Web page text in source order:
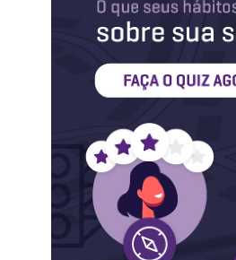
Sobre o Labi
Conheça o Labi